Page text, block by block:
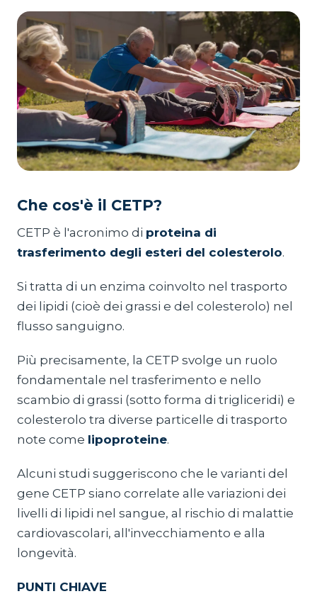
Che cos'è il CETP?
CETP è l'acronimo di proteina di
trasferimento degli esteri del colesterolo.
Si tratta di un enzima coinvolto nel trasporto
dei lipidi (cioè dei grassi e del colesterolo) nel
flusso sanguigno.
Più precisamente, la CETP svolge un ruolo
fondamentale nel trasferimento e nello
scambio di grassi (sotto forma di trigliceridi) e
colesterolo tra diverse particelle di trasporto
note come lipoproteine.
Alcuni studi suggeriscono che le varianti del
gene CETP siano correlate alle variazioni dei
livelli di lipidi nel sangue, al rischio di malattie
cardiovascolari, all'invecchiamento e alla
longevità.
PUNTI CHIAVE